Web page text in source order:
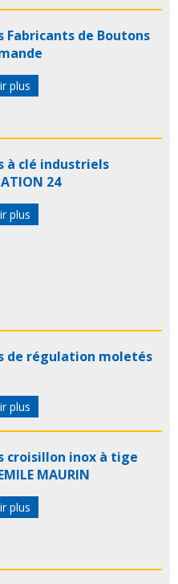
Fabricants de Boutons
plus
à clé industriels
24
plus
de régulation moletés
plus
croisillon inox à tige
MAURIN
plus